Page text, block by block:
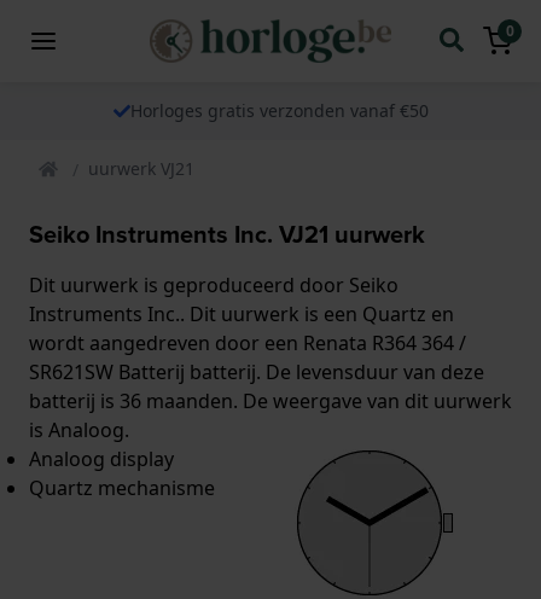
0
Horloges gratis verzonden vanaf €50
uurwerk VJ21
Seiko Instruments Inc. VJ21 uurwerk
Dit uurwerk is geproduceerd door Seiko
Instruments Inc.. Dit uurwerk is een Quartz en
wordt aangedreven door een Renata R364 364 /
SR621SW Batterij batterij. De levensduur van deze
batterij is 36 maanden. De weergave van dit uurwerk
is Analoog.
Analoog display
Quartz mechanisme